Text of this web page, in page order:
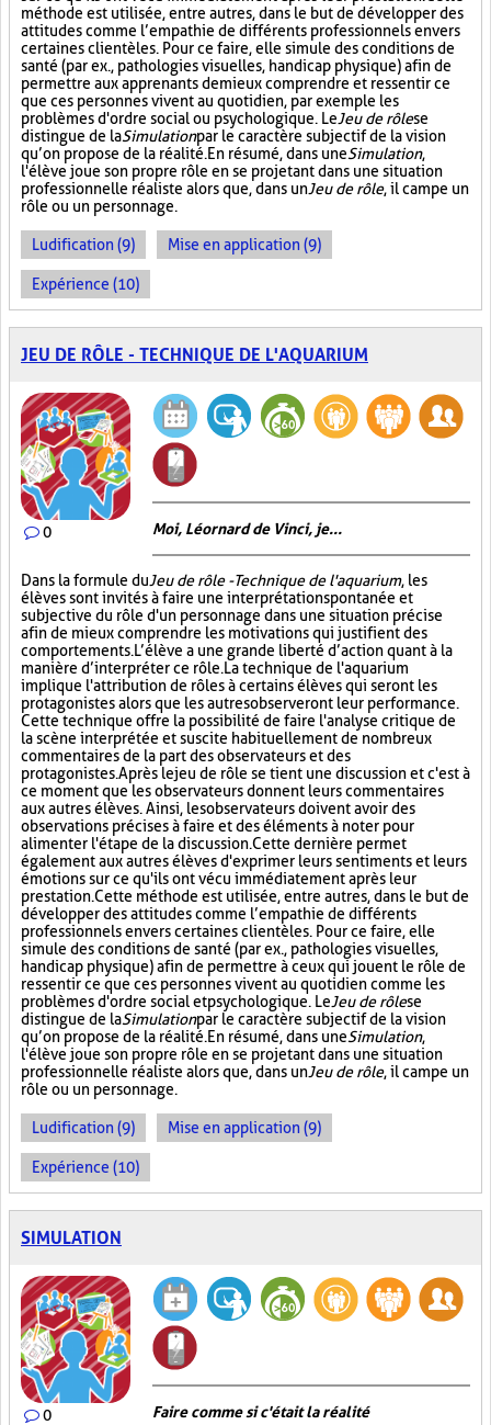
méthode est utilisée, entre autres, dans le but de développer des
attitudes comme l’empathie de différents professionnels envers
certaines clientèles. Pour ce faire, elle simule des conditions de
santé (par ex., pathologies visuelles, handicap physique) afin de
permettre aux apprenants de mieux comprendre et ressentir ce
que ces personnes vivent au quotidien, par exemple les
problèmes d'ordre social ou psychologique. LeJeu de rôlese
distingue de laSimulationpar le caractère subjectif de la vision
qu’on propose de la réalité. En résumé, dans uneSimulation,
l'élève joue son propre rôle en se projetant dans une situation
professionnelle réaliste alors que, dans unJeu de rôle, il campe un
rôle ou un personnage.
Ludification (9) Mise en application (9)
Expérience (10)
JEU DE RÔLE - TECHNIQUE DE L'AQUARIUM
0 Moi, Léornard de Vinci, je...
Dans la formule duJeu de rôle - Technique de l'aquarium, les
élèves sont invités à faire une interprétation spontanée et
subjective du rôle d'un personnage dans une situation précise
afin de mieux comprendre les motivations qui justifient des
comportements. L’élève a une grande liberté d’action quant à la
manière d’interpréter ce rôle. La technique de l'aquarium
implique l'attribution de rôles à certains élèves qui seront les
protagonistes alors que les autres observeront leur performance.
Cette technique offre la possibilité de faire l'analyse critique de
la scène interprétée et suscite habituellement de nombreux
commentaires de la part des observateurs et des
protagonistes. Après le jeu de rôle se tient une discussion et c'est à
ce moment que les observateurs donnent leurs commentaires
aux autres élèves. Ainsi, les observateurs doivent avoir des
observations précises à faire et des éléments à noter pour
alimenter l'étape de la discussion. Cette dernière permet
également aux autres élèves d'exprimer leurs sentiments et leurs
émotions sur ce qu'ils ont vécu immédiatement après leur
prestation. Cette méthode est utilisée, entre autres, dans le but de
développer des attitudes comme l’empathie de différents
professionnels envers certaines clientèles. Pour ce faire, elle
simule des conditions de santé (par ex., pathologies visuelles,
handicap physique) afin de permettre à ceux qui jouent le rôle de
ressentir ce que ces personnes vivent au quotidien comme les
problèmes d'ordre social et psychologique. LeJeu de rôlese
distingue de laSimulationpar le caractère subjectif de la vision
qu’on propose de la réalité. En résumé, dans uneSimulation,
l'élève joue son propre rôle en se projetant dans une situation
professionnelle réaliste alors que, dans unJeu de rôle, il campe un
rôle ou un personnage.
Ludification (9) Mise en application (9)
Expérience (10)
SIMULATION
0 Faire comme si c'était la réalité